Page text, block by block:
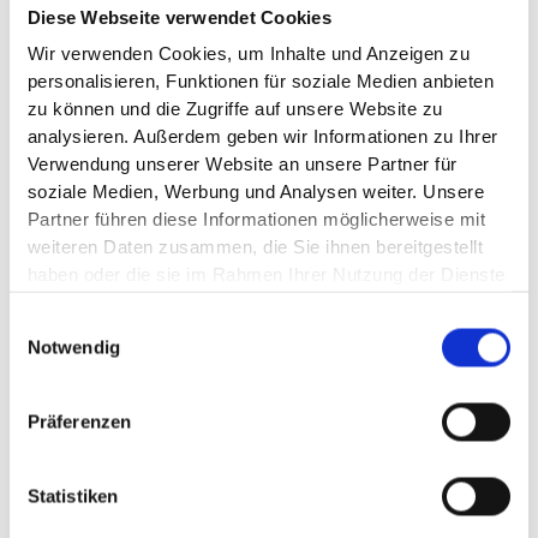
Diese Webseite verwendet Cookies
Wir verwenden Cookies, um Inhalte und Anzeigen zu
personalisieren, Funktionen für soziale Medien anbieten
zu können und die Zugriffe auf unsere Website zu
analysieren. Außerdem geben wir Informationen zu Ihrer
Verwendung unserer Website an unsere Partner für
soziale Medien, Werbung und Analysen weiter. Unsere
Partner führen diese Informationen möglicherweise mit
weiteren Daten zusammen, die Sie ihnen bereitgestellt
haben oder die sie im Rahmen Ihrer Nutzung der Dienste
Notwendig
Präferenzen
Statistiken
gewählt wurden, sind bereits in der Serie enthalten und
decken die Anforderungen von Beruf, Familie und Freizeit
umfassend ab. Enthalten sind beispielsweise adaptive
LED‑Scheinwerfer, der Driving Assistant sowie der
Parking Assistant mit Rückfahrkamera. Im Innenraum sorgen
das BMW Live Cockpit Plus mit Curved Display und das
BMW Operating System 8.5 für Übersicht und intuitive
Bedienung.
Jetzt konfigurieren
WEGWEISENDE
Mit über 30 intelligenten Assistenzsystemen unterstützt Sie
der BMW i5 Touring beim entspannten und sicheren Fahren.
Dazu gehört der optionale Autobahnassistent, der Ihnen auf
längeren Strecken auf deutschen Autobahnen bei bis zu 130